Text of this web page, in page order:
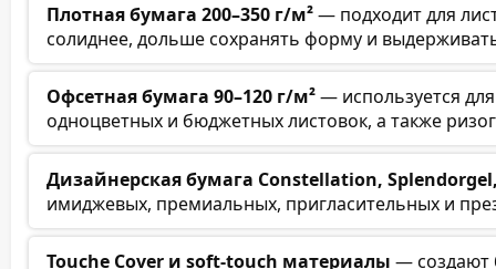
Плотная бумага 200–350 г/м²— подходит для
солиднее, дольше сохранять форму и
Офсетная бумага 90–120 г/м²— используется
одноцветных и бюджетных листовок, а также
Дизайнерская бумага Constellation,
имиджевых, премиальных, пригласительных и
Touche Cover и soft-touch материалы — создают